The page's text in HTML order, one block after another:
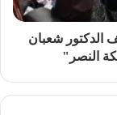
الدكتور شعبان
النصر"